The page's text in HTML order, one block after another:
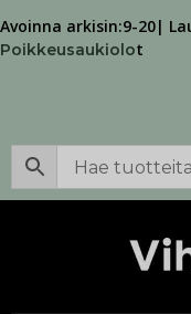
Avoinna arkisin:9-20|
Poikkeusaukiolot